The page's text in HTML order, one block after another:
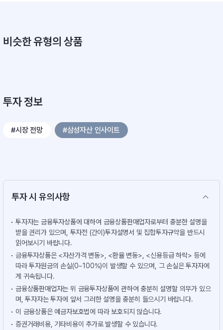
비슷한 유형의 상품
투자 정보
#시장 전망 #삼성자산 인사이트
투자 시 유의사항
투자자는 금융투자상품에 대하여 금융상품판매업자로부터 충분한 설명을
받을 권리가 있으며, 투자전 (간이)투자설명서 및 집합투자규약을 반드시
읽어보시기 바랍니다.
금융투자상품은 <자산가격 변동>, <환율 변동>, <신용등급 하락> 등에
따라 투자원금의 손실(0~100%)이 발생할 수 있으며, 그 손실은 투자자에
게 귀속됩니다.
금융상품판매업자는 위 금융투자상품에 관하여 충분히 설명할 의무가 있으
며, 투자자는 투자에 앞서 그러한 설명을 충분히 들으시기 바랍니다.
이 금융상품은 예금자보호법에 따라 보호되지 않습니다.
증권거래비용, 기타비용이 추가로 발생할 수 있습니다.